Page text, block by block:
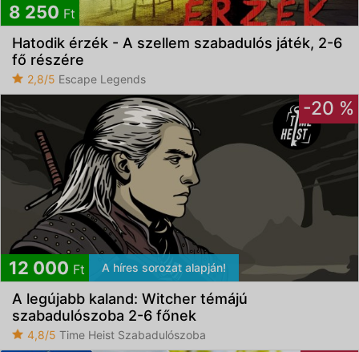
8 250 Ft
Hatodik érzék - A szellem szabadulós játék, 2-6
fő részére
2,8/5 Escape Legends
-20 %
12 000 Ft A híres sorozat alapján!
A legújabb kaland: Witcher témájú
szabadulószoba 2-6 főnek
4,8/5 Time Heist Szabadulószoba